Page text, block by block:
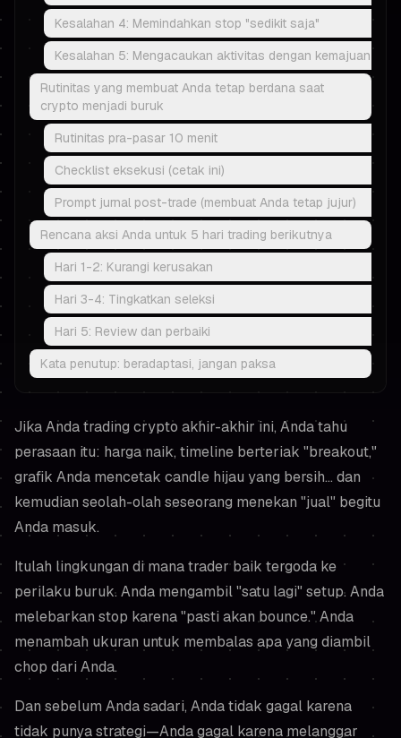
Kesalahan 4: Memindahkan stop "sedikit saja"
Kesalahan 5: Mengacaukan aktivitas dengan kemajuan
Rutinitas yang membuat Anda tetap berdana saat
crypto menjadi buruk
Rutinitas pra-pasar 10 menit
Checklist eksekusi (cetak ini)
Prompt jurnal post-trade (membuat Anda tetap jujur)
Rencana aksi Anda untuk 5 hari trading berikutnya
Hari 1-2: Kurangi kerusakan
Hari 3-4: Tingkatkan seleksi
Hari 5: Review dan perbaiki
Kata penutup: beradaptasi, jangan paksa
Jika Anda trading crypto akhir-akhir ini, Anda tahu
perasaan itu: harga naik, timeline berteriak "breakout,"
grafik Anda mencetak candle hijau yang bersih... dan
kemudian seolah-olah seseorang menekan "jual" begitu
Anda masuk.
Itulah lingkungan di mana trader baik tergoda ke
perilaku buruk. Anda mengambil "satu lagi" setup. Anda
melebarkan stop karena "pasti akan bounce." Anda
menambah ukuran untuk membalas apa yang diambil
chop dari Anda.
Dan sebelum Anda sadari, Anda tidak gagal karena
tidak punya strategi—Anda gagal karena melanggar